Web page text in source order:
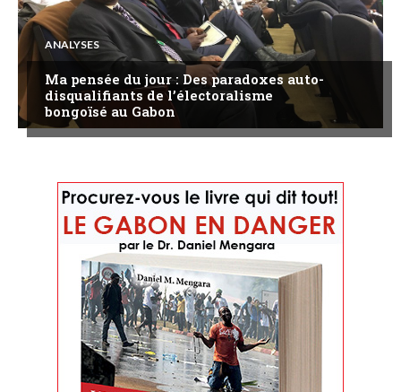
ANALYSES
Ma pensée du jour : Des paradoxes auto-
disqualifiants de l’électoralisme
bongoïsé au Gabon